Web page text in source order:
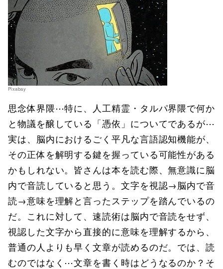
Pixabay
思念体界隈⋯特に、人工精霊・タルパ界隈で何か
と物議を醸している「憑依」についてであるが⋯
実は、脳内におけるごく平凡な言語認知機能が、
その正体を解明する鍵を握っている可能性がある
かもしれない。皆さんは本を読む際、無意識に脳
内で音読していると思う。文字を視認→脳内で音
読→意味を理解と言ったステップを踏んでいるの
だ。これに対して、速読術は脳内で音読をせず、
視認した文字から直接的に意味を理解するから、
普通の人よりも早く文章が読めるのだ。では、読
むのではなく⋯文章を書く時はどうなるのか？そ